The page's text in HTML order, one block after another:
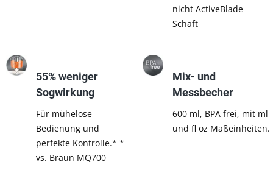
nicht ActiveBlade
Schaft
55% weniger
Sogwirkung
Für mühelose
Bedienung und
perfekte Kontrolle.* *
vs. Braun MQ700
Mix- und
Messbecher
600 ml, BPA frei, mit ml
und fl oz Maßeinheiten.